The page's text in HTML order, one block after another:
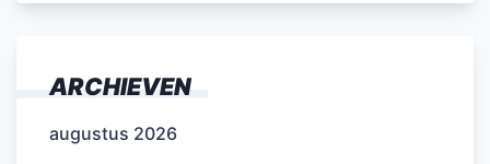
ARCHIEVEN
augustus 2026